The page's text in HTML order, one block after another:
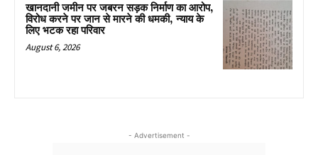
खानदानी जमीन पर जबरन सड़क निर्माण का आरोप,
विरोध करने पर जान से मारने की धमकी, न्याय के
लिए भटक रहा परिवार
August 6, 2026
- Advertisement -